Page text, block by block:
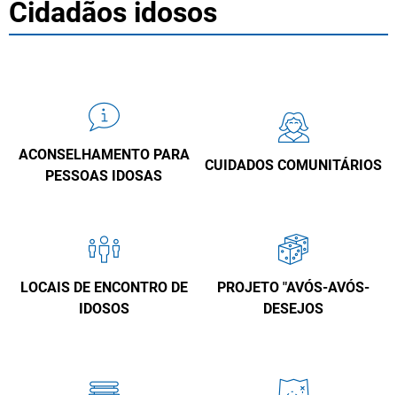
Cidadãos idosos
ACONSELHAMENTO PARA
PESSOAS IDOSAS
CUIDADOS COMUNITÁRIOS
LOCAIS DE ENCONTRO DE
IDOSOS
PROJETO "AVÓS-AVÓS-
DESEJOS